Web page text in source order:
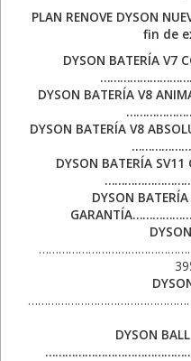
PLAN RENOVE DYSON
fin de
DYSON BATERÍA V7
DYSON BATERÍA V8
DYSON BATERÍA V8
DYSON BATERÍA
DYSON
DYSON